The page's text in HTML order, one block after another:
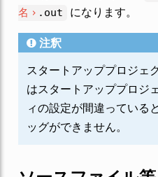
名
.out
になります。
注釈
スタートアッププロジェ
はスタートアッププロジ
ィの設定が間違っている
ッグができません。